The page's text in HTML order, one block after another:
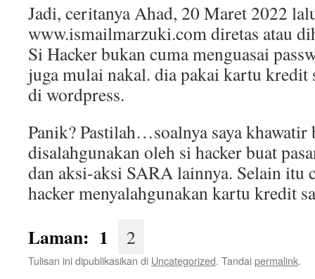
Jadi, ceritanya Ahad, 20 Maret 2022
www.ismailmarzuki.com diretas atau
Si Hacker bukan cuma menguasai
juga mulai nakal. dia pakai kartu kredit
di wordpress.
Panik? Pastilah…soalnya saya khawatir
disalahgunakan oleh si hacker buat
dan aksi-aksi SARA lainnya. Selain itu
hacker menyalahgunakan kartu kredit
Laman: 1 2
Tulisan ini dipublikasikan di Uncategorized. Tandaipermalink.